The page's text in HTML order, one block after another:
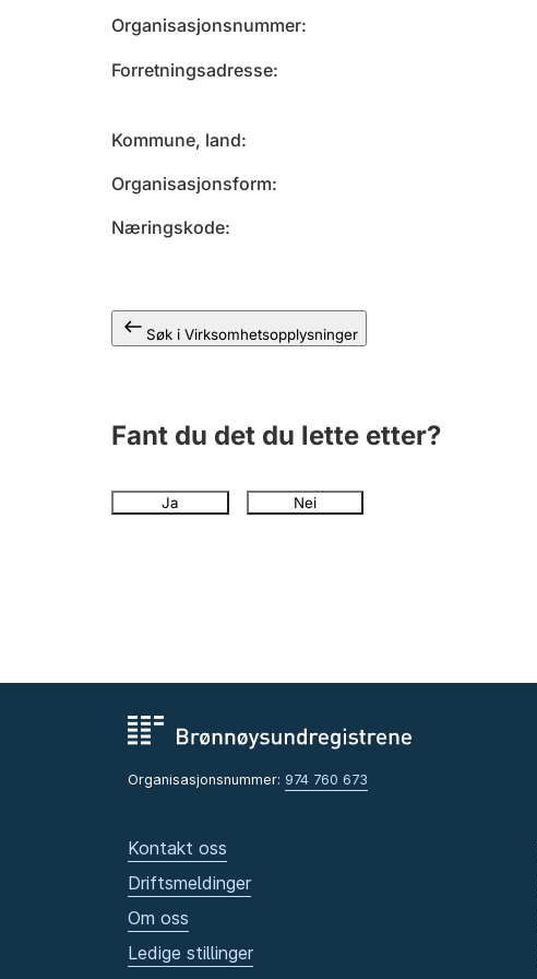
Organisasjonsnummer
Forretningsadresse
Kommune, land
Organisasjonsform
Næringskode
Søk i Virksomhetsopplysninger
Fant du det du lette etter?
Ja Nei
Organisasjonsnummer: 974 760 673
Kontakt oss
Driftsmeldinger
Om oss
Ledige stillinger